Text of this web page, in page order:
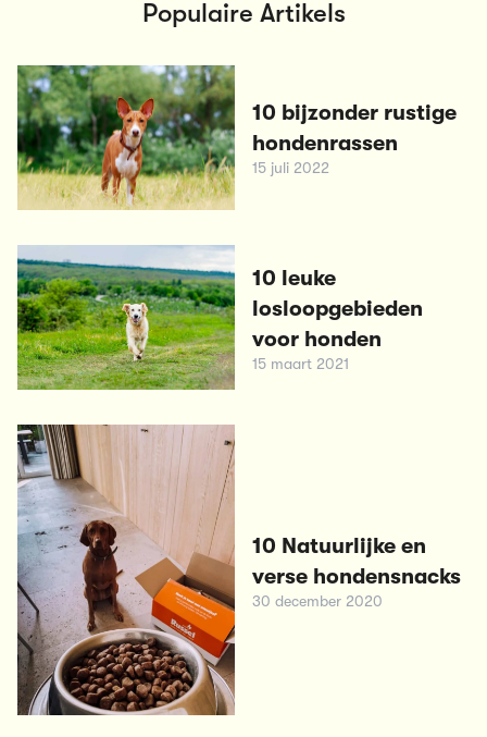
Populaire Artikels
10 bijzonder rustige
hondenrassen
15 juli 2022
10 leuke
losloopgebieden
voor honden
15 maart 2021
10 Natuurlijke en
verse hondensnacks
30 december 2020